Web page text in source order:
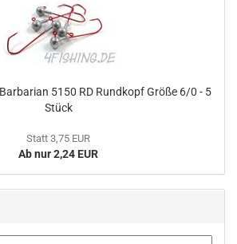
5150 RD Rundkopf Größe 6/0 - 5
Stück
Statt 3,75 EUR
Ab nur 2,24 EUR